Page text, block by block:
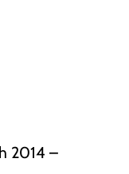
2014 –